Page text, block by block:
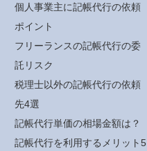
個人事業主に記帳代行の依頼
ポイント
フリーランスの記帳代行の委
託リスク
税理士以外の記帳代行の依頼
先4選
記帳代行単価の相場金額は？
記帳代行を利用するメリット5